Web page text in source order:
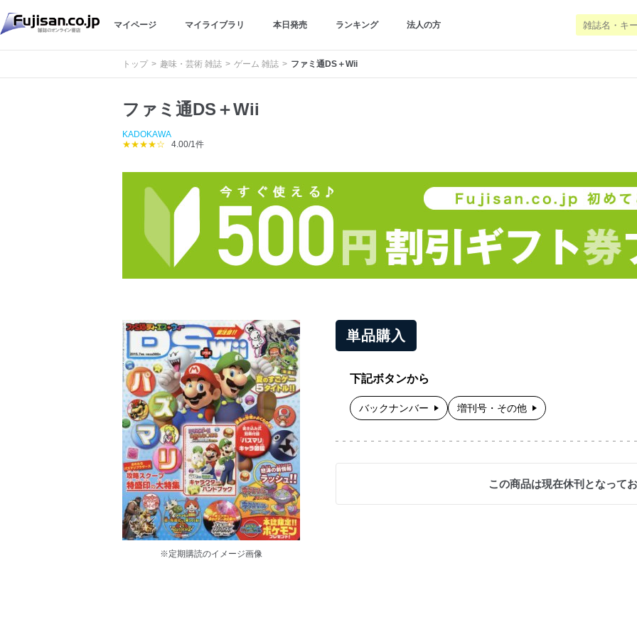
マイページ マイライブラリ 本日発売 ランキング 法人の方
トップ 趣味・芸術 雑誌 ゲーム 雑誌 ファミ通DS＋Wii
ファミ通DS＋Wii
KADOKAWA
★★★★☆
4.00/1件
※定期購読のイメージ画像
単品購入
下記ボタンから
バックナンバー 増刊号・その他
この商品は現在休刊となってお